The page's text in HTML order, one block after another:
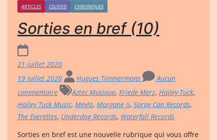
ARTICLES CD/DVD CHRONIQUES
Sorties en bref (10)
21 juillet 2020
19 juillet 2020
Hugues Timmermans
Aucun
commentaire
Aztec Musique, Friede Merz, Hailey Tuck,
Hailey Tuck Music, Meylo, Morgane Ji, Spray Can Records,
The Everettes, Underdog Records, Waterfall Records
Sorties en bref est une nouvelle rubrique qui vous offre